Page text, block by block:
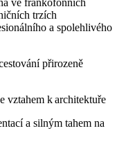
trzích
a spolehlivého
přirozeně
vztahem k architektuře
a silným tahem na